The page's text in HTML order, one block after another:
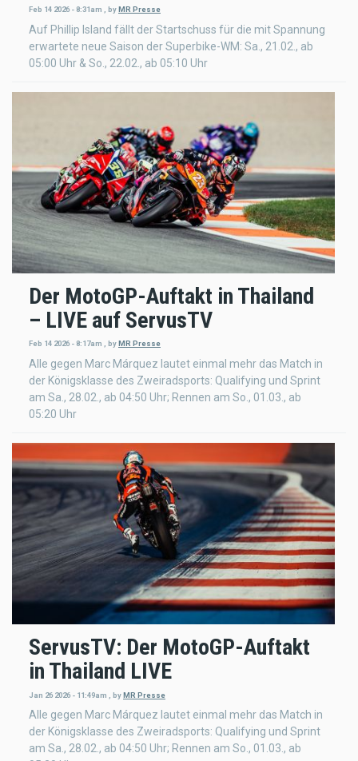
Feb 14 2026 - 8:31am , byMR Presse
Auf Phillip Island fällt der Startschuss für die mit Spannung
erwartete neue Saison der Superbike-WM: Sa., 21.02., ab
05:00 Uhr & So., 22.02., ab 05:10 Uhr
Der MotoGP-Auftakt in Thailand
– LIVE auf ServusTV
Feb 14 2026 - 8:17am , by MR Presse
Alle gegen Marc Márquez lautet einmal mehr das Match in
der Königsklasse des Zweiradsports: Qualifying und Sprint
am Sa., 28.02., ab 04:50 Uhr; Rennen am So., 01.03., ab
05:20 Uhr
ServusTV: Der MotoGP-Auftakt
in Thailand LIVE
Jan 26 2026 - 11:49am byMR Presse
Alle gegen Marc Márquez lautet einmal mehr das Match in
der Königsklasse des Zweiradsports: Qualifying und Sprint
am Sa., 28.02., ab 04:50 Uhr; Rennen am So., 01.03., ab